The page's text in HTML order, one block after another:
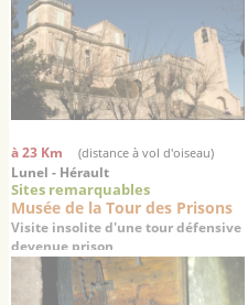
à 23 Km (distance à vol d'oiseau)
Lunel - Hérault
Sites remarquables
Musée de la Tour des Prisons
Visite insolite d'une tour défensive
devenue prison